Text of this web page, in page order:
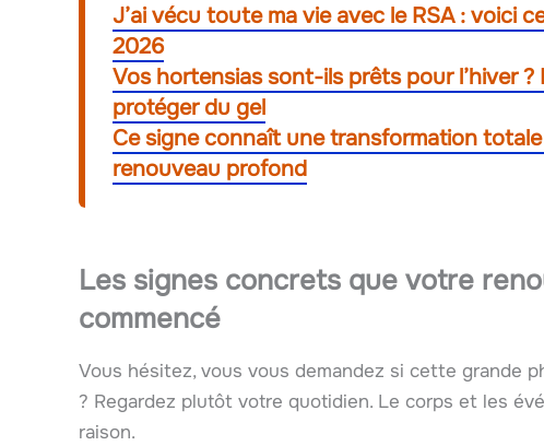
J’ai vécu toute ma vie avec le RSA : voici
2026
Vos hortensias sont-ils prêts pour l’hiver
protéger du gel
Ce signe connaît une transformation
renouveau profond
Les signes concrets que votre
commencé
Vous hésitez, vous vous demandez si cette grande
? Regardez plutôt votre quotidien. Le corps et les
raison.